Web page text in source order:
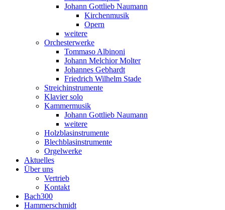
Johann Gottlieb Naumann
Kirchenmusik
Opern
weitere
Orchesterwerke
Tommaso Albinoni
Johann Melchior Molter
Johannes Gebhardt
Friedrich Wilhelm Stade
Streichinstrumente
Klavier solo
Kammermusik
Johann Gottlieb Naumann
weitere
Holzblasinstrumente
Blechblasinstrumente
Orgelwerke
Aktuelles
Über uns
Vertrieb
Kontakt
Bach300
Hammerschmidt